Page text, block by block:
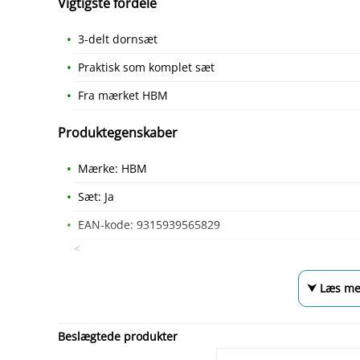
3-delt dornsæt
Praktisk som komplet sæt
Fra mærket HBM
Produktegenskaber
Mærke: HBM
Sæt: Ja
EAN-kode: 9315939565829
<
⮟ Læs
Beslægtede produkter